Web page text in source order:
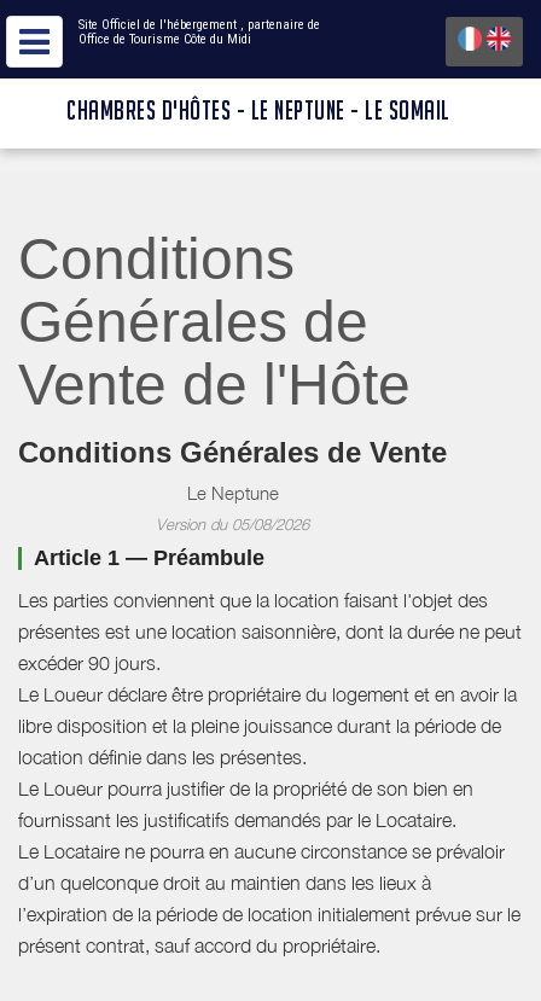
Site Officiel de l'hébergement , partenaire de
Office de Tourisme Côte du Midi
CHAMBRES D'HÔTES - LE NEPTUNE - LE SOMAIL
Conditions
Générales de
Vente de l'Hôte
Conditions Générales de Vente
Le Neptune
Version du 05/08/2026
Article 1 — Préambule
Les parties conviennent que la location faisant l'objet des
présentes est une location saisonnière, dont la durée ne peut
excéder 90 jours.
Le Loueur déclare être propriétaire du logement et en avoir la
libre disposition et la pleine jouissance durant la période de
location définie dans les présentes.
Le Loueur pourra justifier de la propriété de son bien en
fournissant les justificatifs demandés par le Locataire.
Le Locataire ne pourra en aucune circonstance se prévaloir
d’un quelconque droit au maintien dans les lieux à
l’expiration de la période de location initialement prévue sur le
présent contrat, sauf accord du propriétaire.